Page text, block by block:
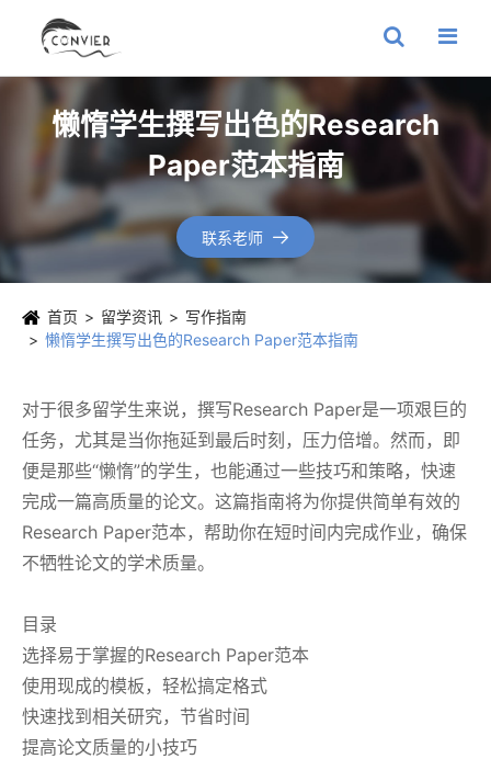
懒惰学生撰写出色的Research
Paper范本指南
联系老师 
首页 留学资讯
写作指南
懒惰学生撰写出色的Research Paper范本指南
对于很多留学生来说，撰写Research Paper是一项艰巨的
任务，尤其是当你拖延到最后时刻，压力倍增。然而，即
便是那些“懒惰”的学生，也能通过一些技巧和策略，快速
完成一篇高质量的论文。这篇指南将为你提供简单有效的
Research Paper范本，帮助你在短时间内完成作业，确保
不牺牲论文的学术质量。
目录
选择易于掌握的Research Paper范本
使用现成的模板，轻松搞定格式
快速找到相关研究，节省时间
提高论文质量的小技巧